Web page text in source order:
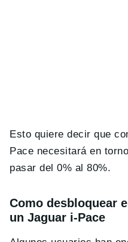
Esto quiere decir que
Pace necesitará en
pasar del 0% al 80%.
Como desbloquear
un Jaguar i-Pace